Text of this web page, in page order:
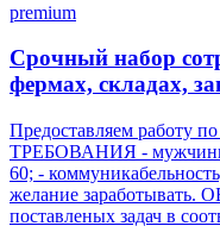
premium
Срочный набор
фермах, складах,
Предоставляем работу
ТРЕБОВАНИЯ -
60; -
желание
поставленых задач в